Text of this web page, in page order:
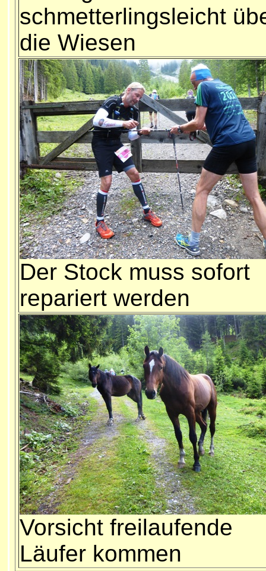
schmetterlingsleicht
die Wiesen
Der Stock muss sofort
repariert werden
Vorsicht freilaufende
Läufer kommen